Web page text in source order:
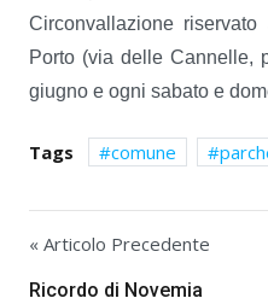
Circonvallazione
Porto (via delle Cannelle,
giugno e ogni sabato e
Tags comune
« Articolo Precedente
Ricordo di Novemia